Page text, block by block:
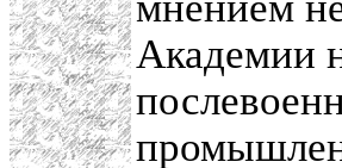
Академии